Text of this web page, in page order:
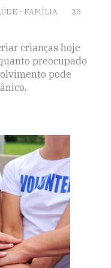
- FAMÍLIA
28
crianças hoje
preocupado
pode